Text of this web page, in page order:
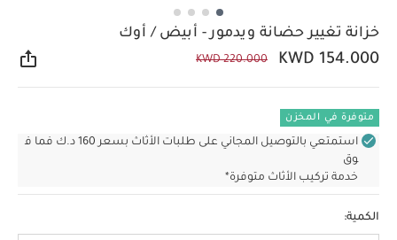
خزانة تغيير حضانة ويدمور - أبيض / أوك
KWD 154.000
KWD 220.000
متوفرة في المخزن
استمتعي بالتوصيل المجاني على طلبات الأثاث بسعر 160 د.ك فما ف
وق
خدمة تركيب الأثاث متوفرة*
الكمية: